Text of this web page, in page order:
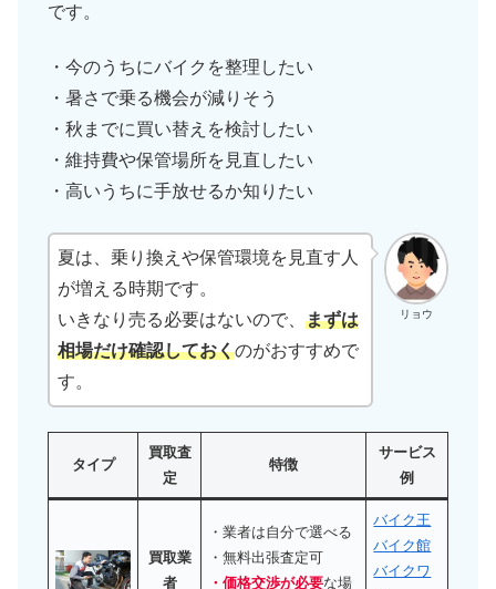
です。
・今のうちにバイクを整理したい
・暑さで乗る機会が減りそう
・秋までに買い替えを検討したい
・維持費や保管場所を見直したい
・高いうちに手放せるか知りたい
リョウ
夏は、乗り換えや保管環境を見直す人
が増える時期です。
いきなり売る必要はないので、 まずは
相場だけ確認しておくのがおすすめで
す。
タイプ
買取査
定
特徴
サービス
例
買取業
者
・業者は自分で選べる
・無料出張査定可
・価格交渉が必要な場
バイク王
バイク館
バイクワ